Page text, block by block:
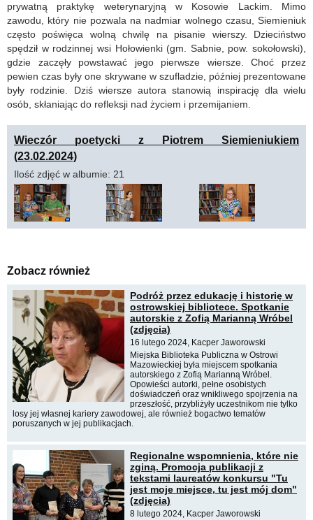
prywatną praktykę weterynaryjną w Kosowie Lackim. Mimo
zawodu, który nie pozwala na nadmiar wolnego czasu, Siemieniuk
często poświęca wolną chwilę na pisanie wierszy. Dzieciństwo
spędził w rodzinnej wsi Hołowienki (gm. Sabnie, pow. sokołowski),
gdzie zaczęły powstawać jego pierwsze wiersze. Choć przez
pewien czas były one skrywane w szufladzie, później prezentowane
były rodzinie. Dziś wiersze autora stanowią inspirację dla wielu
osób, skłaniając do refleksji nad życiem i przemijaniem.
Wieczór poetycki z Piotrem Siemieniukiem
(23.02.2024)
Ilość zdjęć w albumie: 21
Zobacz również
Podróż przez edukację i historię w
ostrowskiej bibliotece. Spotkanie
autorskie z Zofią Marianną Wróbel
(zdjęcia)
16 lutego 2024, Kacper Jaworowski
Miejska Biblioteka Publiczna w Ostrowi
Mazowieckiej była miejscem spotkania
autorskiego z Zofią Marianną Wróbel.
Opowieści autorki, pełne osobistych
doświadczeń oraz wnikliwego spojrzenia na
przeszłość, przybliżyły uczestnikom nie tylko
losy jej własnej kariery zawodowej, ale również bogactwo tematów
poruszanych w jej publikacjach.
Regionalne wspomnienia, które nie
zginą. Promocja publikacji z
tekstami laureatów konkursu "Tu
jest moje miejsce, tu jest mój dom"
(zdjęcia)
8 lutego 2024, Kacper Jaworowski